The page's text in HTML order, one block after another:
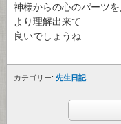
神様からの心のパーツ
より理解出来て
良いでしょうね
カテゴリー: 先生日記